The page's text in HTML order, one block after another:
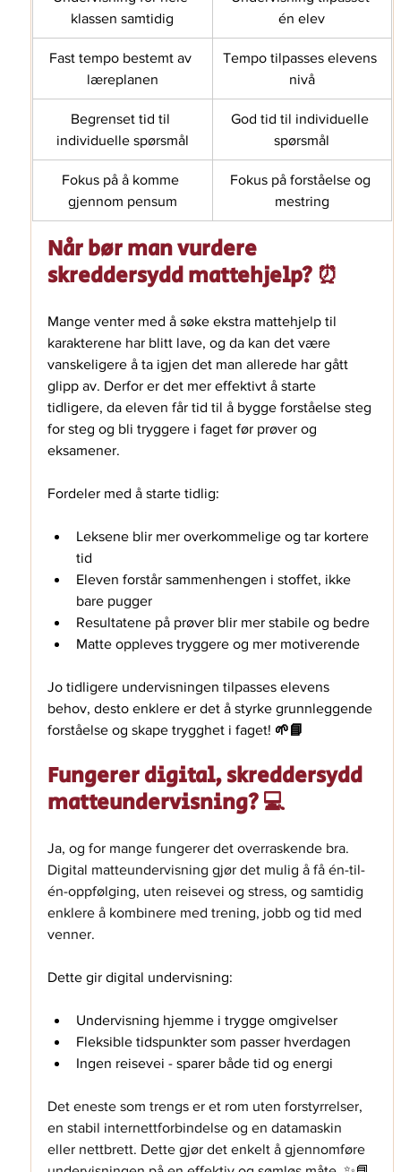
klassen samtidig
én elev
Fast tempo bestemt av
læreplanen
Tempo tilpasses elevens
nivå
Begrenset tid til
individuelle spørsmål
God tid til individuelle
spørsmål
Fokus på å komme
gjennom pensum
Fokus på forståelse og
mestring
Når bør man vurdere
skreddersydd mattehjelp? ⏰
Mange venter med å søke ekstra mattehjelp til
karakterene har blitt lave, og da kan det være
vanskeligere å ta igjen det man allerede har gått
glipp av. Derfor er det mer effektivt å starte
tidligere, da eleven får tid til å bygge forståelse steg
for steg og bli tryggere i faget før prøver og
eksamener.
Fordeler med å starte tidlig:
Leksene blir mer overkommelige og tar kortere
tid
Eleven forstår sammenhengen i stoffet, ikke
bare pugger
Resultatene på prøver blir mer stabile og bedre
Matte oppleves tryggere og mer motiverende
Jo tidligere undervisningen tilpasses elevens
behov, desto enklere er det å styrke grunnleggende
forståelse og skape trygghet i faget! 🌱📘
Fungerer digital, skreddersydd
matteundervisning? 💻
Ja, og for mange fungerer det overraskende bra.
Digital matteundervisning gjør det mulig å få én-til-
én-oppfølging, uten reisevei og stress, og samtidig
enklere å kombinere med trening, jobb og tid med
venner.
Dette gir digital undervisning:
Undervisning hjemme i trygge omgivelser
Fleksible tidspunkter som passer hverdagen
Ingen reisevei - sparer både tid og energi
Det eneste som trengs er et rom uten forstyrrelser,
en stabil internettforbindelse og en datamaskin
eller nettbrett. Dette gjør det enkelt å gjennomføre